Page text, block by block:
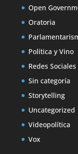
Open
Oratoria
Política y Vino
Redes Sociales
Sin categoría
Storytelling
Uncategorized
Videopolítica
Vox